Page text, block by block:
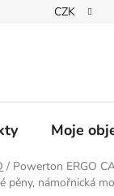
CZK
Moje
/ Powerton ERGO
pěny, námořnická